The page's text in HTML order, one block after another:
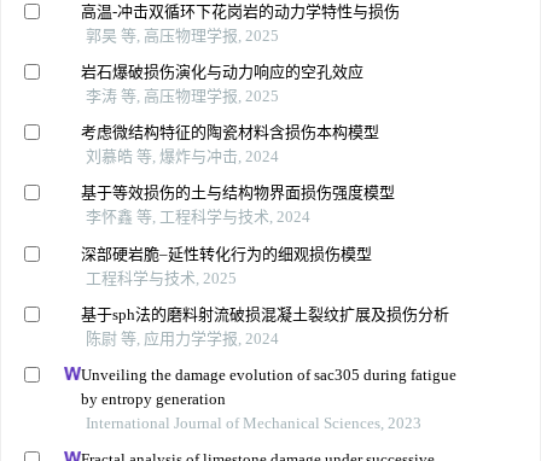
高温-冲击双循环下花岗岩的动力学特性与损伤
郭昊 等, 高压物理学报, 2025
岩石爆破损伤演化与动力响应的空孔效应
李涛 等, 高压物理学报, 2025
考虑微结构特征的陶瓷材料含损伤本构模型
刘慕皓 等, 爆炸与冲击, 2024
基于等效损伤的土与结构物界面损伤强度模型
李怀鑫 等, 工程科学与技术, 2024
深部硬岩脆–延性转化行为的细观损伤模型
工程科学与技术, 2025
基于sph法的磨料射流破损混凝土裂纹扩展及损伤分析
陈尉 等, 应用力学学报, 2024
Unveiling the damage evolution of sac305 during fatigue
by entropy generation
International Journal of Mechanical Sciences, 2023